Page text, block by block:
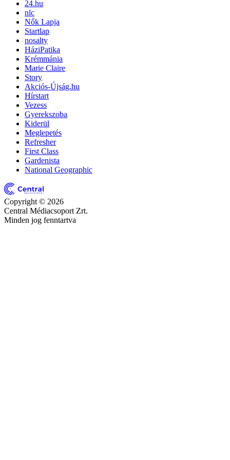
24.hu
nlc
Nők Lapja
Startlap
nosalty
HáziPatika
Krémmánia
Marie Claire
Story
Akciós-Újság.hu
Hírstart
Vezess
Gyerekszoba
Kiderül
Meglepetés
Refresher
First Class
Gardenista
National Geographic
Copyright © 2026
Central Médiacsoport Zrt.
Minden jog fenntartva